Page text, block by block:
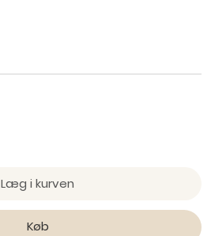
Læg i kurven
Køb